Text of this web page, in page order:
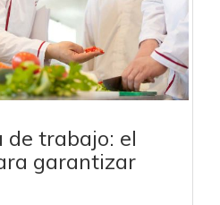
trabajo: el
garantizar